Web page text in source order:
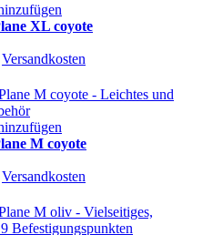
XL coyote
Versandkosten
M coyote
Versandkosten